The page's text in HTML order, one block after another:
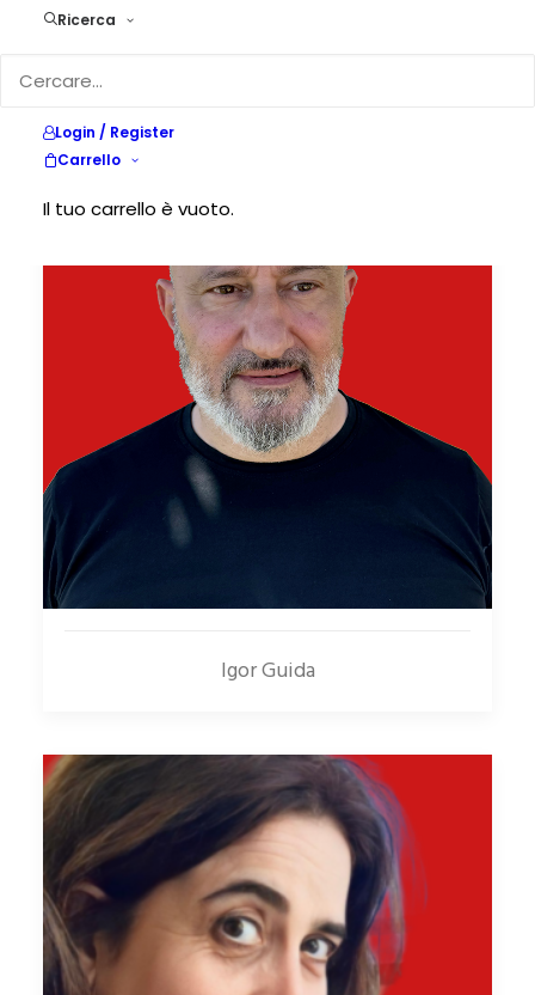
Ricerca
Login / Register
Carrello
Il tuo carrello è vuoto.
Igor Guida